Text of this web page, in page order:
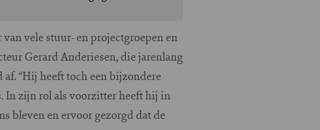
vele stuur- en projectgroepen en
Gerard Anderiesen, die jarenlang
“Hij heeft toch een bijzondere
In zijn rol als voorzitter heeft hij in
bleven en ervoor gezorgd dat de